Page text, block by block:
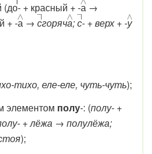
(до- + красный + -а →
+ -а → сгоряча;с- + верх + -у
тихо, еле-еле, чуть-чуть);
элементом полу-: (полу- +
+ лёжа → полулёжа;
);